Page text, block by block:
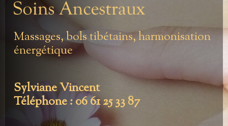
Massages, bols tibétains, harmonisation
énergétique
Sylviane Vincent
Téléphone : 06 61 25 33 87